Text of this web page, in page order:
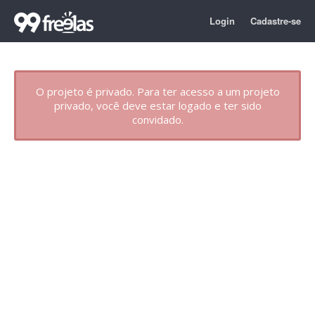
Login Cadastre-se
O projeto é privado. Para ter acesso a um projeto
privado, você deve estar logado e ter sido
convidado.